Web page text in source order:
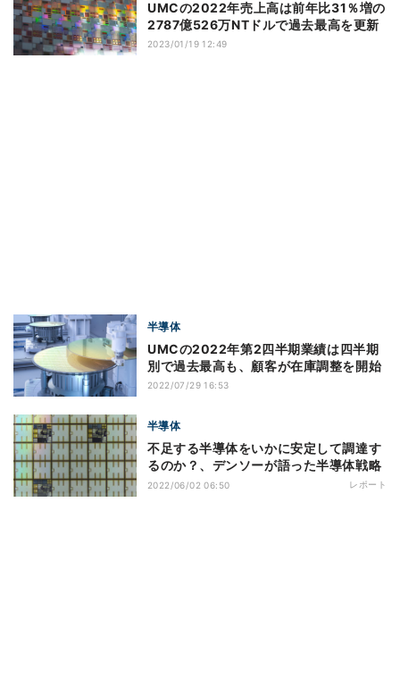
UMCの2022年売上高は前年比31％増の
2787億526万NTドルで過去最高を更新
2023/01/19 12:49
半導体
UMCの2022年第2四半期業績は四半期
別で過去最高も、顧客が在庫調整を開始
2022/07/29 16:53
半導体
不足する半導体をいかに安定して調達す
るのか？、デンソーが語った半導体戦略
2022/06/02 06:50 レポート